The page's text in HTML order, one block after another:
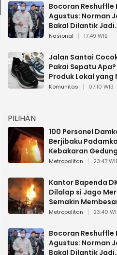
Bocoran Reshuffle
Agustus: Norman
Bakal Dilantik Jadi
Wamenhan RI
Nasional 17:49 WIB
Jalan Santai
Pakai Sepatu Apa?
Produk Lokal yang
Buat 17 Agustusan
Komunitas 07:10 WIB
PILIHAN
100 Personel
Berjibaku
Kebakaran Gedung
Bapenda DKI
Metropolitan 23:47
Kantor Bapenda
Dilalap si Jago
Semakin
Metropolitan 23:40
Bocoran Reshuffle
Agustus: Norman
Bakal Dilantik Jadi